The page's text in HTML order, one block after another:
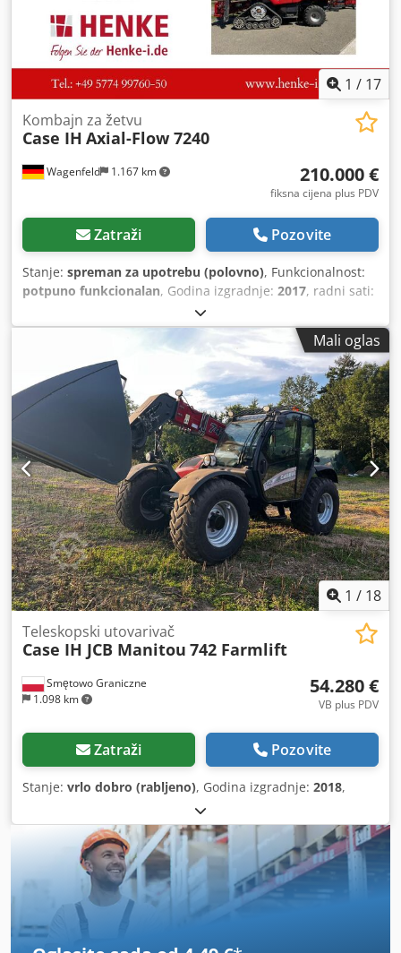
1 / 17
Wagenfeld 1.167 km
Kombajn za žetvu
Case IH Axial-Flow 7240
210.000 €
fiksna cijena plus PDV
Zatraži Pozovite
Stanje: spreman za upotrebu (polovno), Funkcionalnost:
potpuno funkcionalan, Godina izgradnje: 2017, radni sati:
366 kW (497,62 KS)
maksimalna brzina:30 km/h, prva registracija:07/2017,
sljedeći pregled (TÜV):07/2026
, dimenzija stražnje gume:
500/85 R24, broj mašine/vozila:YHG233775, Oprema:
kabina, klima-uređaj, kvačilo prikolice, rasvjeta, repa
rezač
Mali oglas
1 / 18
Smętowo Graniczne
1.098 km
Teleskopski utovarivač
Case IH JCB Manitou 742 Farmlift
54.280 €
VB plus PDV
Zatraži Pozovite
Stanje: vrlo dobro (rabljeno), Godina izgradnje: 2018,